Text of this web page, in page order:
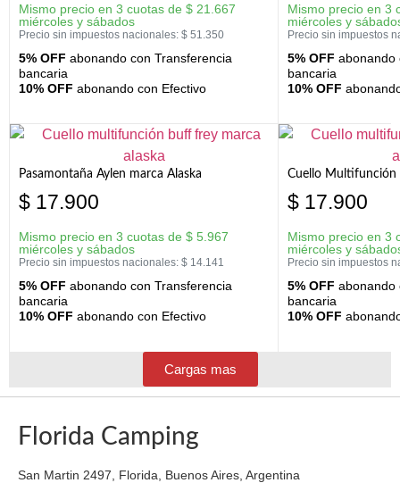
Mismo precio en 3 cuotas de $ 21.667
miércoles y sábados
Precio sin impuestos nacionales: $ 51.350
5% OFF abonando con Transferencia
bancaria
10% OFF abonando con Efectivo
Mismo precio en 3
miércoles y
Precio sin impuestos
5% OFF abonando
bancaria
10% OFF
Pasamontaña Aylen marca Alaska
$ 17.900
Mismo precio en 3 cuotas de $ 5.967
miércoles y sábados
Precio sin impuestos nacionales: $ 14.141
5% OFF abonando con Transferencia
bancaria
10% OFF abonando con Efectivo
Cuello Multifunción
$ 17.900
Mismo precio en 3
miércoles y
Precio sin impuestos
5% OFF abonando
bancaria
10% OFF
Cargas mas
Florida Camping
San Martin 2497, Florida, Buenos Aires, Argentina